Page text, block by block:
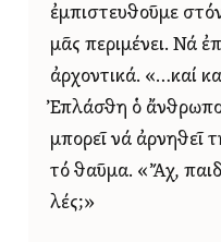
ἐμπιστευθοῦμε
μᾶς περιμένει. Νά
ἀρχοντικά. «…καί
Ἐπλάσθη ὁ
μπορεῖ νά ἀρνηθεῖ
τό θαῦμα. «Ἄχ,
λές;»